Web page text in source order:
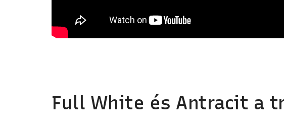
Full White és Antracit a